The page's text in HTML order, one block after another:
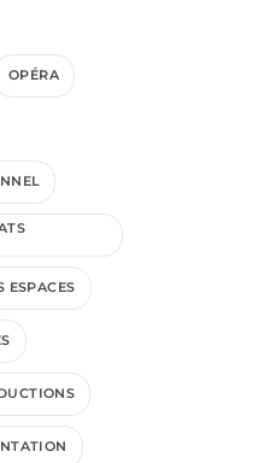
OPÉRA
ESPACES